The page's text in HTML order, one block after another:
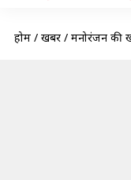
होम / खबरें / मनोरंजन की